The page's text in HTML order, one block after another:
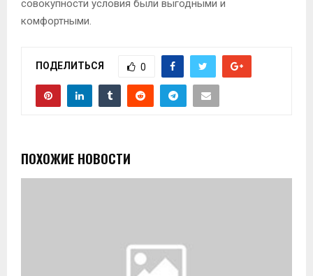
совокупности условия были выгодными и
комфортными.
ПОДЕЛИТЬСЯ 0
ПОХОЖИЕ НОВОСТИ